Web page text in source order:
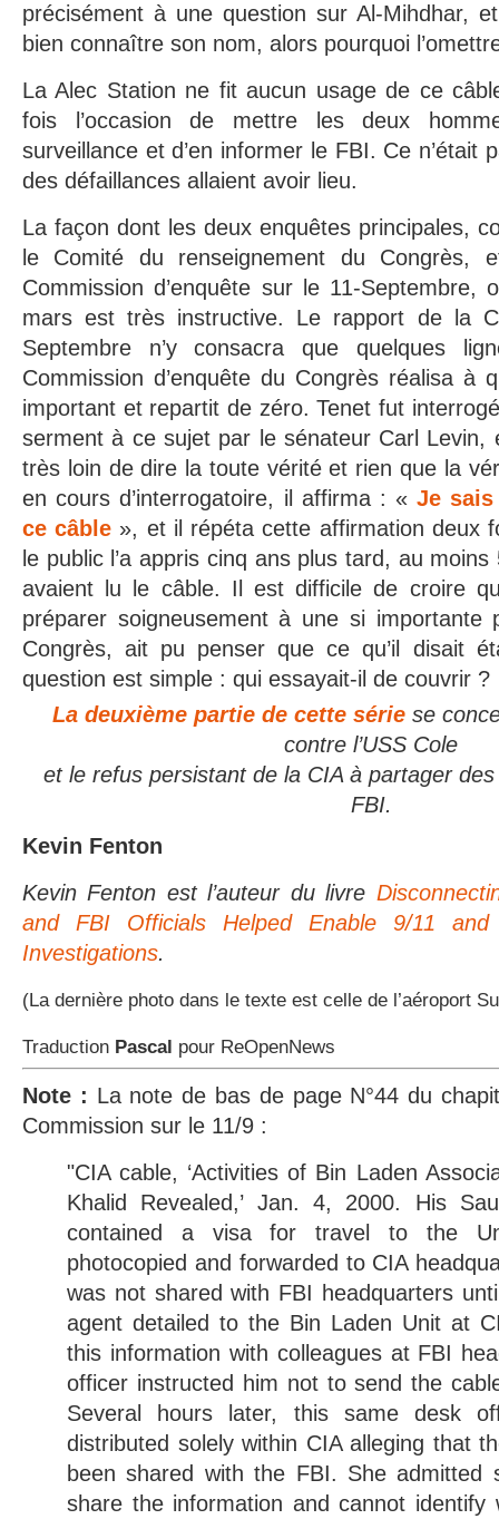
précisément à une question sur Al-Mihdhar,
bien connaître son nom, alors pourquoi
La Alec Station ne fit aucun usage de ce
fois l’occasion de mettre les deux
surveillance et d’en informer le FBI. Ce n’était
des défaillances allaient avoir lieu.
La façon dont les deux enquêtes principales,
le Comité du renseignement du Congrès,
Commission d’enquête sur le 11-
mars est très instructive. Le rapport de la
Septembre n’y consacra que quelques
Commission d’enquête du Congrès réalisa à
important et repartit de zéro. Tenet fut
serment à ce sujet par le sénateur Carl
très loin de dire la toute vérité et rien que la
en cours d’interrogatoire, il affirma : « Je sais
ce câble », et il répéta cette affirmation deux
le public l’a appris cinq ans plus tard, au
avaient lu le câble. Il est difficile de croire
préparer soigneusement à une si importante
Congrès, ait pu penser que ce qu’il disait
question est simple : qui essayait-il de couvrir ?
La deuxième partie de cette série se
contre l’USS Cole
et le refus persistant de la CIA à partager
FBI.
Kevin Fenton
Kevin Fenton est l’auteur du livre
and FBI Officials Helped Enable 9/11 and
Investigations.
(La dernière photo dans le texte est celle de l’aéroport
Traduction Pascal pour ReOpenNews
Note : La note de bas de page N°44 du
Commission sur le 11/9 :
"CIA cable, ‘Activities of Bin Laden
Khalid Revealed,’ Jan. 4, 2000. His
contained a visa for travel to the
photocopied and forwarded to CIA
was not shared with FBI headquarters
agent detailed to the Bin Laden Unit at
this information with colleagues at FBI
officer instructed him not to send the
Several hours later, this same desk
distributed solely within CIA alleging that
been shared with the FBI. She admitted
share the information and cannot